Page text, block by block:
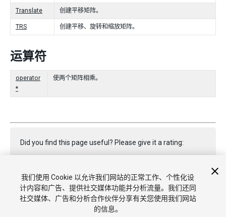
Translate 创建平移矩阵。
TRS 创建平移、旋转和缩放矩阵。
运算符
operator
*
使两个矩阵相乘。
Did you find this page useful? Please give it a rating:
Report a problem on this page
我们使用 Cookie 以允许我们网站的正常工作、个性化设
计内容和广告、提供社交媒体功能并分析流量。我们还同
社交媒体、广告和分析合作伙伴分享有关您使用我们网站
的信息。